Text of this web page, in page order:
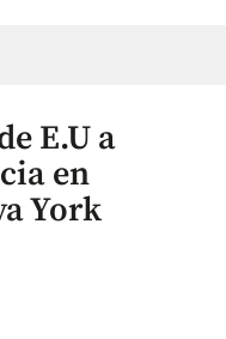
E.U a
en
York